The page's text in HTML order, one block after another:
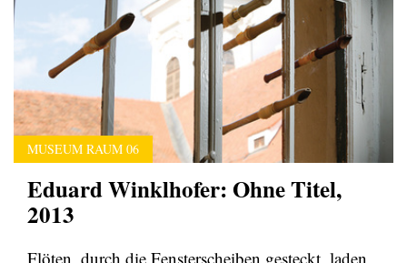
MUSEUM RAUM 06
Eduard Winklhofer: Ohne Titel,
2013
Flöten, durch die Fensterscheiben gesteckt, laden